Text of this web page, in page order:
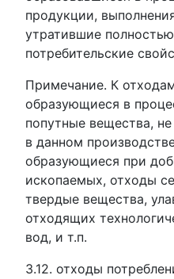
продукции,
утратившие
потребительские
Примечание. К
образующиеся в
попутные вещества,
в данном
образующиеся при
ископаемых, отходы
твердые вещества,
отходящих
вод, и т.п.
3.12. отходы